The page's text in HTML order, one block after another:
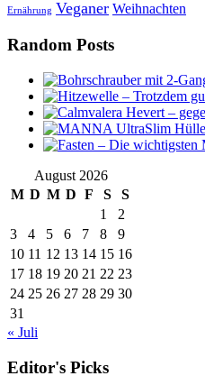
Ernährung Veganer Weihnachten
Random Posts
August 2026
M D M D F S
S
1
2
3
4 5 6 7 8
9
10 11 12 13 14 15 16
17 18 19 20 21 22 23
24 25 26 27 28 29 30
31
« Juli
Editor's Picks